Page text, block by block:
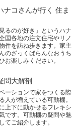
ナコさんが行く 住ま
るのが好き」というハナ
国各地の注文住宅やリノ
件を訪ね歩きます。家主
のざっくばらんなおうち
お楽しみください。
問大解剖
ーションで家をつくる際
人が増えている可動棚。
上下に動かせるフレキシ
です。可動棚の疑問や魅
てご紹介します。